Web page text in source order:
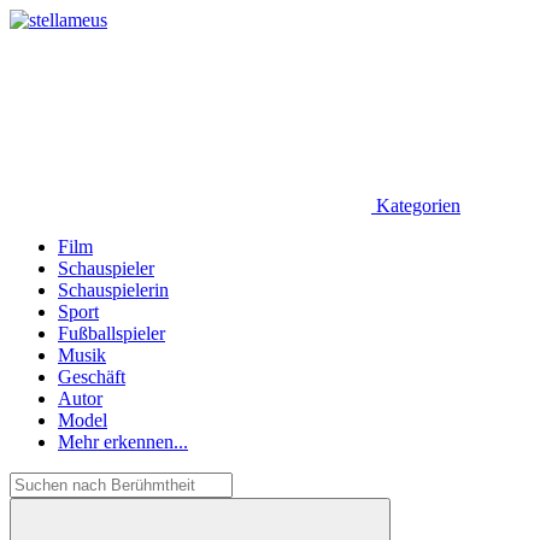
Kategorien
Film
Schauspieler
Schauspielerin
Sport
Fußballspieler
Musik
Geschäft
Autor
Model
Mehr erkennen...